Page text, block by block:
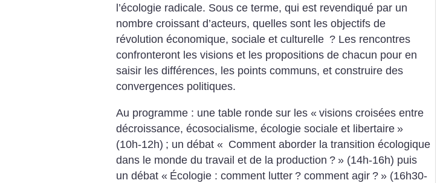
l’écologie radicale. Sous ce terme, qui est revendiqué par un
nombre croissant d’acteurs, quelles sont les objectifs de
révolution économique, sociale et culturelle ? Les rencontres
confronteront les visions et les propositions de chacun pour en
saisir les différences, les points communs, et construire des
convergences politiques.
Au programme : une table ronde sur les « visions croisées entre
décroissance, écosocialisme, écologie sociale et libertaire »
(10h-12h) ; un débat « Comment aborder la transition écologique
dans le monde du travail et de la production ? » (14h-16h) puis
un débat « Écologie : comment lutter ? comment agir ? » (16h30-